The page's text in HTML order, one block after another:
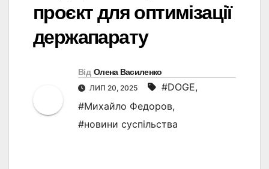
проєкт для оптимізації
держапарату
Від Олена Василенко
ЛИП 20, 2025 #DOGE,
#Михайло Федоров,
#новини суспільства